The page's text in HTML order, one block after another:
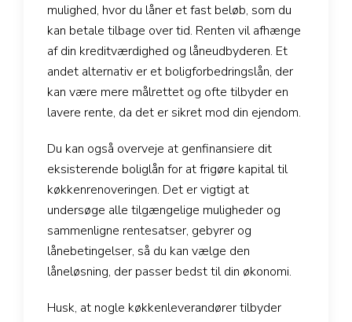
mulighed, hvor du låner et fast beløb, som du
kan betale tilbage over tid. Renten vil afhænge
af din kreditværdighed og låneudbyderen. Et
andet alternativ er et boligforbedringslån, der
kan være mere målrettet og ofte tilbyder en
lavere rente, da det er sikret mod din ejendom.
Du kan også overveje at genfinansiere dit
eksisterende boliglån for at frigøre kapital til
køkkenrenoveringen. Det er vigtigt at
undersøge alle tilgængelige muligheder og
sammenligne rentesatser, gebyrer og
lånebetingelser, så du kan vælge den
låneløsning, der passer bedst til din økonomi.
Husk, at nogle køkkenleverandører tilbyder